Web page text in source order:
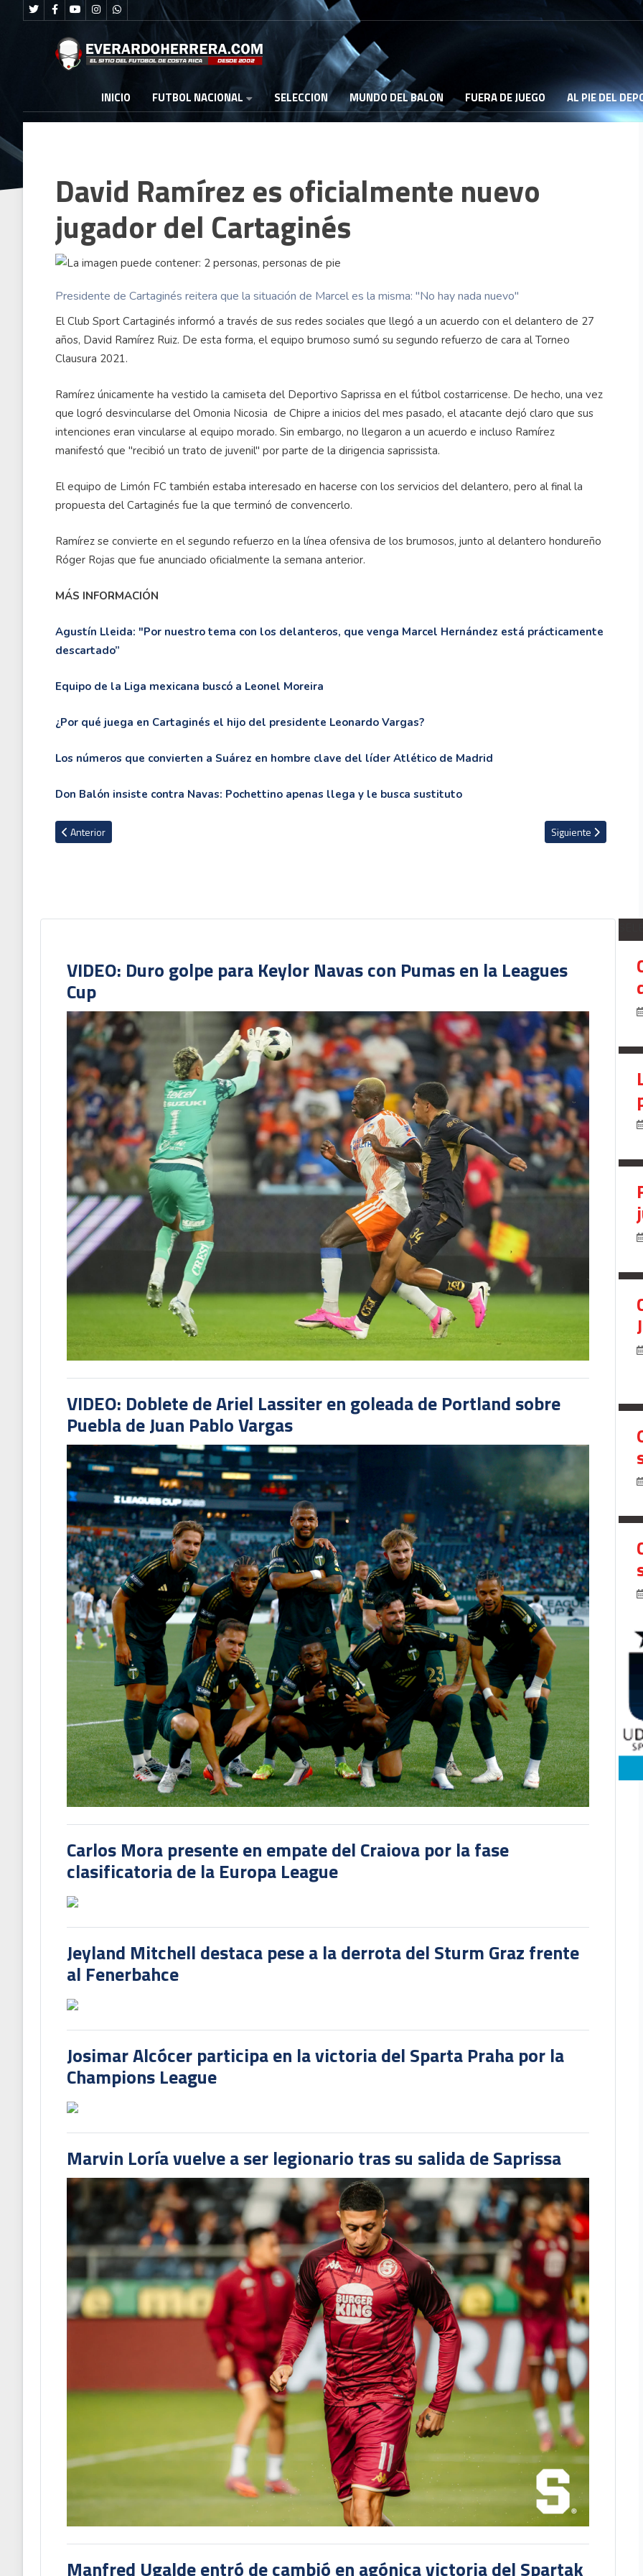
INICIO FUTBOL NACIONAL SELECCION MUNDO DEL BALON FUERA DE JUEGO AL PIE DEL
David Ramírez es oficialmente nuevo
jugador del Cartaginés
Presidente de Cartaginés reitera que la situación de Marcel es la misma: ''No hay nada nuevo''
El Club Sport Cartaginés informó a través de sus redes sociales que llegó a un acuerdo con el delantero de 27
años, David Ramírez Ruiz. De esta forma, el equipo brumoso sumó su segundo refuerzo de cara al Torneo
Clausura 2021.
Ramírez únicamente ha vestido la camiseta del Deportivo Saprissa en el fútbol costarricense. De hecho, una vez
que logró desvincularse del Omonia Nicosia de Chipre a inicios del mes pasado, el atacante dejó claro que sus
intenciones eran vincularse al equipo morado. Sin embargo, no llegaron a un acuerdo e incluso Ramírez
manifestó que "recibió un trato de juvenil" por parte de la dirigencia saprissista.
El equipo de Limón FC también estaba interesado en hacerse con los servicios del delantero, pero al final la
propuesta del Cartaginés fue la que terminó de convencerlo.
Ramírez se convierte en el segundo refuerzo en la línea ofensiva de los brumosos, junto al delantero hondureño
Róger Rojas que fue anunciado oficialmente la semana anterior.
MÁS INFORMACIÓN
Agustín Lleida: "Por nuestro tema con los delanteros, que venga Marcel Hernández está prácticamente
descartado”
Equipo de la Liga mexicana buscó a Leonel Moreira
¿Por qué juega en Cartaginés el hijo del presidente Leonardo Vargas?
Los números que convierten a Suárez en hombre clave del líder Atlético de Madrid
Don Balón insiste contra Navas: Pochettino apenas llega y le busca sustituto
Artículo anterior: ¿Estamos en el camino correcto para desarrollar jóvenes figuras?
Anterior Artículo siguiente:
Siguiente
VIDEO: Duro golpe para Keylor Navas con Pumas en la Leagues
Cup
VIDEO: Doblete de Ariel Lassiter en goleada de Portland sobre
Puebla de Juan Pablo Vargas
Carlos Mora presente en empate del Craiova por la fase
clasificatoria de la Europa League
Jeyland Mitchell destaca pese a la derrota del Sturm Graz frente
al Fenerbahce
Josimar Alcócer participa en la victoria del Sparta Praha por la
Champions League
Marvin Loría vuelve a ser legionario tras su salida de Saprissa
Manfred Ugalde entró de cambió en agónica victoria del Spartak